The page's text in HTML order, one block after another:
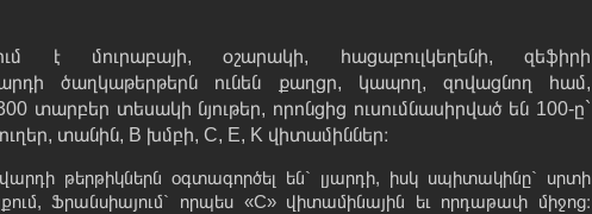
է մուրաբայի, օշարակի, հացաբուլկեղենի, զեֆիրի
Վարդի ծաղկաթերթերն ունեն քաղցր, կապող, զովացնող համ,
տարբեր տեսակի նյութեր, որոնցից ուսումնասիրված են 100-ը`
տանին, B խմբի, C, E, K վիտամիններ։
թերթիկներն օգտագործել են` լյարդի, իսկ սպիտակինը` սրտի
Ֆրանսիայում` որպես «C» վիտամինային եւ որդաթափ միջոց։